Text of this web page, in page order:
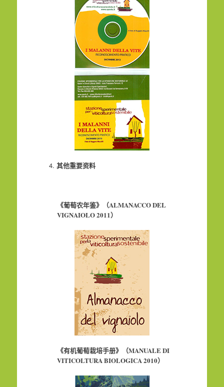
其他重要资料
《葡萄农年鉴》（ALMANACCO DEL
VIGNAIOLO 2011）
《有机葡萄栽培手册》（MANUALE DI
VITICOLTURA BIOLOGICA 2010）